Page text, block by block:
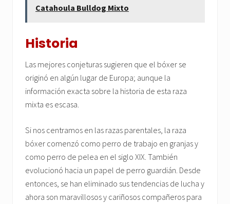
Catahoula Bulldog Mixto
Historia
Las mejores conjeturas sugieren que el bóxer se
originó en algún lugar de Europa; aunque la
información exacta sobre la historia de esta raza
mixta es escasa.
Si nos centramos en las razas parentales, la raza
bóxer comenzó como perro de trabajo en granjas y
como perro de pelea en el siglo XIX. También
evolucionó hacia un papel de perro guardián. Desde
entonces, se han eliminado sus tendencias de lucha y
ahora son maravillosos y cariñosos compañeros para